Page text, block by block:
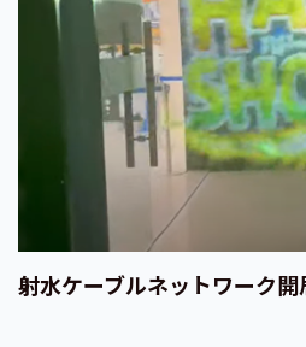
射水ケーブルネットワーク開